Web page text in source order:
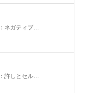
ネガティブ…
許しとセル…